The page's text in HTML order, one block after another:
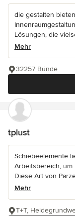
die gestalten
Lösungen, die
Mehr
32257 Bünde
tplust
Schiebeelemente
Arbeitsbereich, um
Diese Art von
Mehr
T+T,